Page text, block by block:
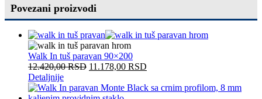
Povezani proizvodi
Walk In tuš paravan 90×200
12.420,00RSD 11.178,00 RSD
Detaljnije